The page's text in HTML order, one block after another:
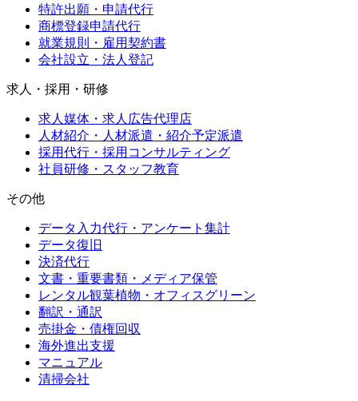
特許出願・申請代行
商標登録申請代行
就業規則・雇用契約書
会社設立・法人登記
求人・採用・研修
求人媒体・求人広告代理店
人材紹介・人材派遣・紹介予定派遣
採用代行・採用コンサルティング
社員研修・スタッフ教育
その他
データ入力代行・アンケート集計
データ復旧
決済代行
文書・重要書類・メディア保管
レンタル観葉植物・オフィスグリーン
翻訳・通訳
売掛金・債権回収
海外進出支援
マニュアル
清掃会社